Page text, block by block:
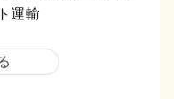
運輸